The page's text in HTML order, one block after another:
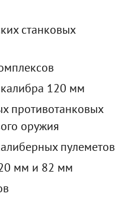
станковых
120 мм
противотанковых
оружия
пулеметов
мм и 82 мм